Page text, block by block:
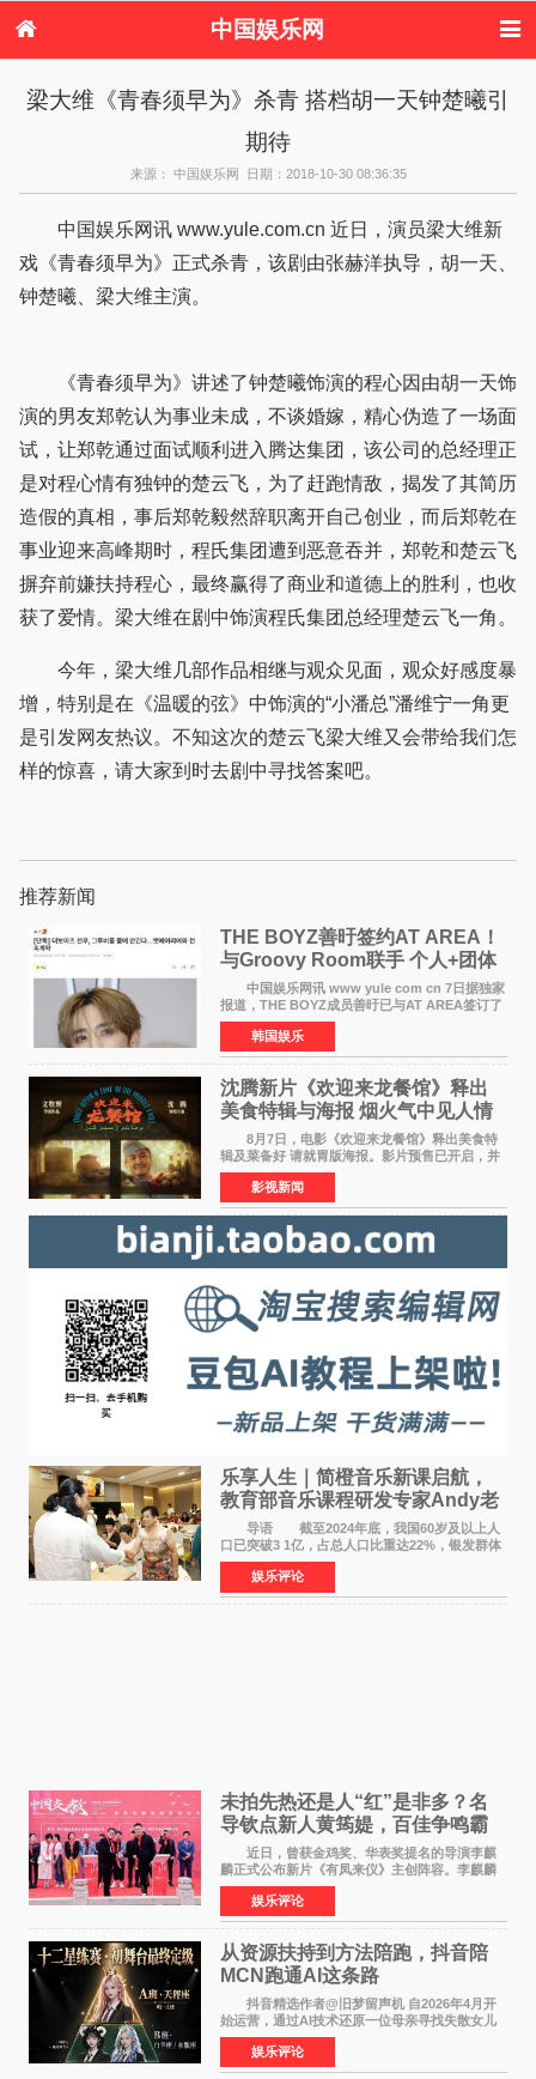
中国娱乐网
港台娱乐
日本娱乐 韩国娱乐
欧美娱乐
港台明星八卦
日本韩国明星
欧美明星八卦
梁大维《青春须早为》杀青 搭档胡一天钟楚曦引
期待
来源： 中国娱乐网 日期：2018-10-30 08:36:35
中国娱乐网讯 www.yule.com.cn 近日，演员梁大维新
戏《青春须早为》正式杀青，该剧由张赫洋执导，胡一天、
钟楚曦、梁大维主演。
《青春须早为》讲述了钟楚曦饰演的程心因由胡一天饰
演的男友郑乾认为事业未成，不谈婚嫁，精心伪造了一场面
试，让郑乾通过面试顺利进入腾达集团，该公司的总经理正
是对程心情有独钟的楚云飞，为了赶跑情敌，揭发了其简历
造假的真相，事后郑乾毅然辞职离开自己创业，而后郑乾在
事业迎来高峰期时，程氏集团遭到恶意吞并，郑乾和楚云飞
摒弃前嫌扶持程心，最终赢得了商业和道德上的胜利，也收
获了爱情。梁大维在剧中饰演程氏集团总经理楚云飞一角。
今年，梁大维几部作品相继与观众见面，观众好感度暴
增，特别是在《温暖的弦》中饰演的“小潘总”潘维宁一角更
是引发网友热议。不知这次的楚云飞梁大维又会带给我们怎
样的惊喜，请大家到时去剧中寻找答案吧。
推荐新闻
THE BOYZ善旴签约AT AREA！
与Groovy Room联手 个人+团体
活动并行
中国娱乐网讯 www yule com cn 7日据独家
报道，THE BOYZ成员善旴已与AT AREA签订了
专属合约。AT AREA是由知名制作人组合
Groovy Room创立的hip-hop厂牌，旗下拥有多
位实力派音乐人，在韩
韩国娱乐
沈腾新片《欢迎来龙餐馆》释出
美食特辑与海报 烟火气中见人情
温暖
8月7日，电影《欢迎来龙餐馆》释出美食特
辑及菜备好 请就胃版海报。影片预售已开启，并
将于8月8日至10日14:00-21:00举行全国超前点
映。电影《欢迎来龙餐馆》作为战争美食喜剧大
片，讲述了中国
影视新闻
乐享人生｜简橙音乐新课启航，
教育部音乐课程研发专家Andy老
师重磅入驻领航银龄琴声
导语 截至2024年底，我国60岁及以上人
口已突破3 1亿，占总人口比重达22%，银发群体
的精神文化需求日益凸显。2024年1月，国务院办
公厅印发《关于发展银发经济增进老年人福祉的
意见》——这是
娱乐评论
未拍先热还是人“红”是非多？名
导钦点新人黄筠媞，百佳争鸣霸
气回应
近日，曾获金鸡奖、华表奖提名的导演李麒
麟正式公布新片《有凤来仪》主创阵容。李麒麟
早年凭电影《华容道》获得金鸡奖、华表奖提
名，此后长期参与国内外电影制作，其担任制片
人参与的作品亦曾
娱乐评论
从资源扶持到方法陪跑，抖音陪
MCN跑通AI这条路
抖音精选作者@旧梦留声机 自2026年4月开
始运营，通过AI技术还原一位母亲寻找失散女儿
的故事，凭借强情感表达获得大量用户关注，发
布仅21小时便获得超1亿曝光、超1000万互动。
此后，账号持续沿
娱乐评论